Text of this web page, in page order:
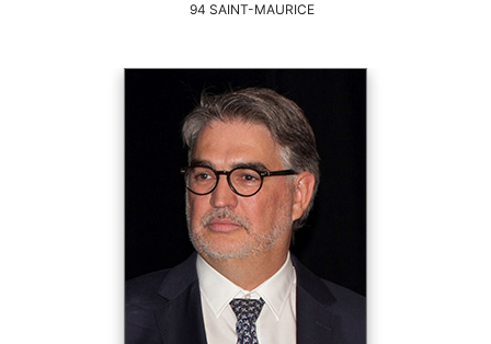
94 SAINT-MAURICE